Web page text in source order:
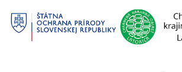
obsah